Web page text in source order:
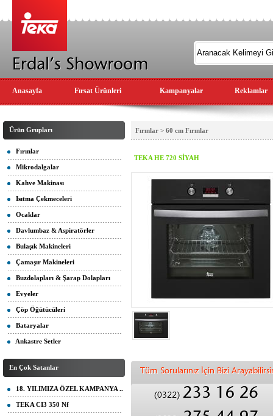
Anasayfa Fırsat Ürünleri Kampanyalar Reklamlar
Ürün Grupları
Fırınlar
Mikrodalgalar
Kahve Makinası
Isıtma Çekmeceleri
Ocaklar
Davlumbaz & Aspiratörler
Bulaşık Makineleri
Çamaşır Makineleri
Buzdolapları & Şarap Dolapları
Evyeler
Çöp Öğütücüleri
Bataryalar
Ankastre Setler
En Çok Satanlar
18. YILIMIZA ÖZEL KAMPANYA ..
TEKA CI3 350 Nf
Fırınlar > 60 cm Fırınlar
TEKA HE 720 SİYAH